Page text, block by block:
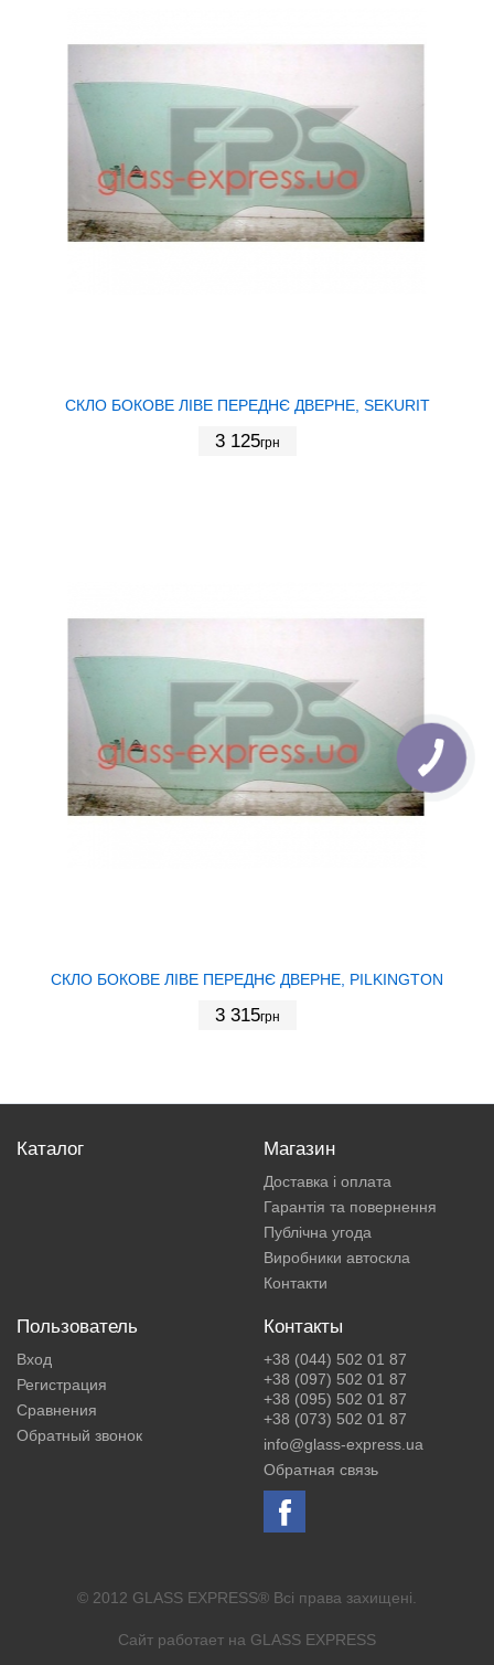
СКЛО БОКОВЕ ЛІВЕ ПЕРЕДНЄ ДВЕРНЕ, SEKURIT
3 125грн
СКЛО БОКОВЕ ЛІВЕ ПЕРЕДНЄ ДВЕРНЕ, PILKINGTON
3 315грн
Каталог Магазин
Доставка і оплата
Гарантія та повернення
Публічна угода
Виробники автоскла
Контакти
Пользователь
Вход
Регистрация
Сравнения
Обратный звонок
Контакты
+38 (044) 502 01 87
+38 (097) 502 01 87
+38 (095) 502 01 87
+38 (073) 502 01 87
info@glass-express.ua
Обратная связь
© 2012 GLASS EXPRESS® Всі права захищені.
Сайт работает на GLASS EXPRESS